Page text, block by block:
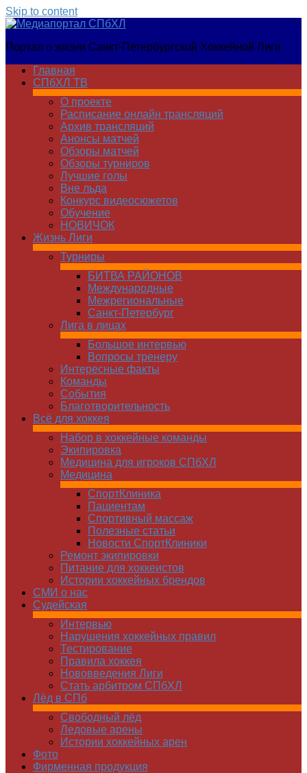
Skip to content
Медиапортал
Портал о жизни Санкт-Петербургской Хоккейной Лиги
Главная
СПбХЛ ТВ
О проекте
Расписание онлайн трансляций
Архив трансляций
Анонсы матчей
Обзоры матчей
Обзоры турниров
Лучшие голы
Вне льда
Конкурс видеосюжетов
Обучение
НОВИЧОК
Жизнь Лиги
Турниры
БИТВА РАЙОНОВ
Международные
Межрегиональные
Санкт-Петербург
Лига в лицах
Большое интервью
Вопросы тренеру
Интересные факты
Команды
Cобытия
Благотворительность
Всё для хоккея
Набор в хоккейные команды
Экипировка
Медицина для игроков СПбХЛ
Медицина
СпортКлиника
Пациентам
Спортивный массаж
Полезные статьи
Новости СпортКлиники
Ремонт экипировки
Питание для хоккеистов
Истории хоккейных брендов
СМИ о нас
Судейская
Интервью
Нарушения хоккейных правил
Тестирование
Правила хоккея
Нововведения Лиги
Стать арбитром СПбХЛ
Лёд в СПб
Свободный лёд
Ледовые арены
Истории хоккейных арен
Фото
Фирменная продукция